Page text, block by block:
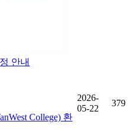
안내
College) 환
2026-
05-22
379